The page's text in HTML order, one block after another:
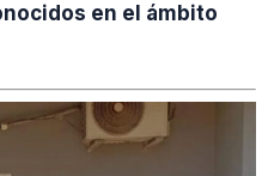
en el ámbito